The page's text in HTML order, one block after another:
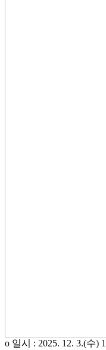
o 일시 : 2025. 12. 3.(수)